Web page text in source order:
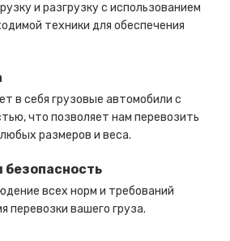
и разгрузку с использованием
техники для обеспечения
в себя грузовые автомобили с
что позволяет нам перевозить
размеров и веса.
всех норм и требований
перевозки вашего груза.